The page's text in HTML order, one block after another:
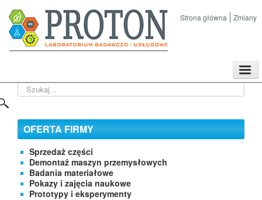
Strona główna Zmiany
Kontakt
Szukaj...
OFERTA FIRMY
Sprzedaż części
Demontaż maszyn przemysłowych
Badania materiałowe
Pokazy i zajęcia naukowe
Prototypy i eksperymenty